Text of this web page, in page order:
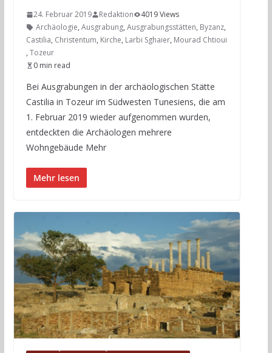
24. Februar 2019 Redaktion
4019 Views
Archäologie, Ausgrabung, Ausgrabungsstätten, Byzanz,
Castilia, Christentum, Kirche, Larbi Sghaier, Mourad Chtioui
, Tozeur
0 min read
Bei Ausgrabungen in der archäologischen Stätte
Castilia in Tozeur im Südwesten Tunesiens, die am
1. Februar 2019 wieder aufgenommen wurden,
entdeckten die Archäologen mehrere
Wohngebäude Mehr
Mehr lesen